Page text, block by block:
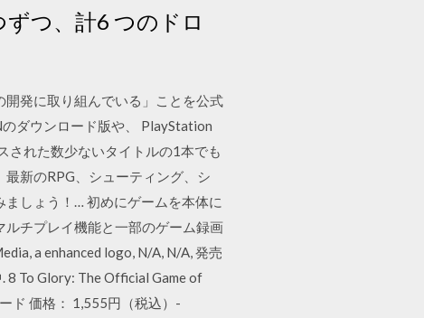
つ、計6 つのドロ
発に取り組んでいる」ことを公式
ダウンロード版や、 PlayStation
された数少ないタイトルの1本でも
新のRPG、シューティング、シ
しょう！… 初めにゲームを本体に
チプレイ機能と一部のゲーム録画
a enhanced logo, N/A, N/A, 発売
8 To Glory: The Official Game of
ド 価格： 1,555円（税込）-